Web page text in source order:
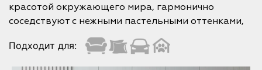
красотой окружающего мира, гармонично
соседствуют с нежными пастельными оттенками,
Подходит для: